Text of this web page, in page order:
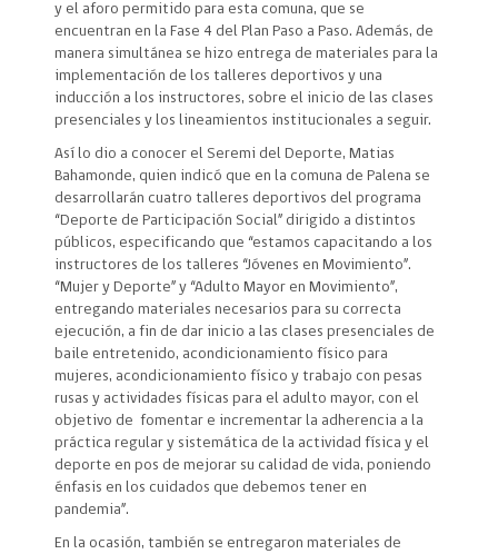
y el aforo permitido para esta comuna, que se
encuentran en la Fase 4 del Plan Paso a Paso. Además, de
manera simultánea se hizo entrega de materiales para la
implementación de los talleres deportivos y una
inducción a los instructores, sobre el inicio de las clases
presenciales y los lineamientos institucionales a seguir.
Así lo dio a conocer el Seremi del Deporte, Matias
Bahamonde, quien indicó que en la comuna de Palena se
desarrollarán cuatro talleres deportivos del programa
“Deporte de Participación Social” dirigido a distintos
públicos, especificando que “estamos capacitando a los
instructores de los talleres “Jóvenes en Movimiento”.
“Mujer y Deporte” y “Adulto Mayor en Movimiento”,
entregando materiales necesarios para su correcta
ejecución, a fin de dar inicio a las clases presenciales de
baile entretenido, acondicionamiento físico para
mujeres, acondicionamiento físico y trabajo con pesas
rusas y actividades físicas para el adulto mayor, con el
objetivo de fomentar e incrementar la adherencia a la
práctica regular y sistemática de la actividad física y el
deporte en pos de mejorar su calidad de vida, poniendo
énfasis en los cuidados que debemos tener en
pandemia”.
En la ocasión, también se entregaron materiales de